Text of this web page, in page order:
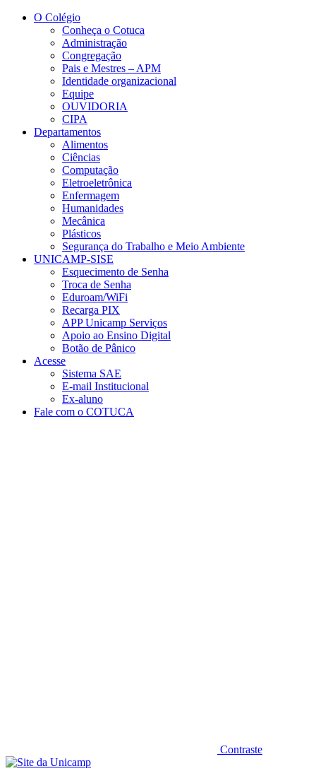
Conteúdo principal
O Colégio
Conheça o Cotuca
Administração
Congregação
Pais e Mestres – APM
Identidade organizacional
Equipe
OUVIDORIA
CIPA
Departamentos
Alimentos
Ciências
Computação
Eletroeletrônica
Enfermagem
Humanidades
Mecânica
Plásticos
Segurança do Trabalho e Meio Ambiente
UNICAMP-SISE
Esquecimento de Senha
Troca de Senha
Eduroam/WiFi
Recarga PIX
APP Unicamp Serviços
Apoio ao Ensino Digital
Botão de Pânico
Acesse
Sistema SAE
E-mail Institucional
Ex-aluno
Fale com o COTUCA
Contraste